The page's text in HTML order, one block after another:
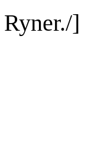
Ryner./]